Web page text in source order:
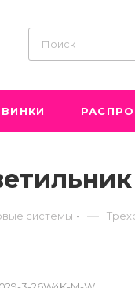
системы —